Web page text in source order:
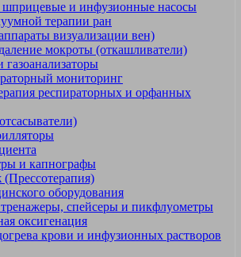
шприцевые и инфузионные насосы
терапии ран
визуализации вен)
мокроты (откашливатели)
мониторинг
респираторных и орфанных
и капнографы
оборудования
спейсеры и пикфлуометры
оксигенация
крови и инфузионных растворов